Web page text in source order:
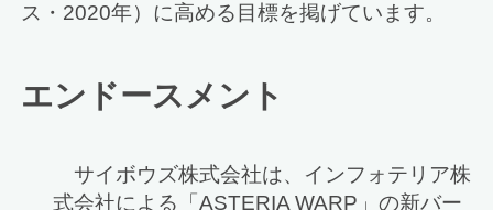
ス・2020年）に高める目標を掲げています。
エンドースメント
サイボウズ株式会社は、インフォテリア株
式会社による「ASTERIA WARP」の新バー